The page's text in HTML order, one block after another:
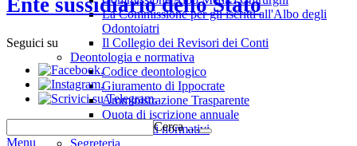
Ente sussidiario dello Stato
Seguici su
.
.
.
Cerca …
Menu
La Commissione per gli iscritti all'Albo degli
Odontoiatri
Il Collegio dei Revisori dei Conti
Deontologia e normativa
Codice deontologico
Giuramento di Ippocrate
Amministrazione Trasparente
Quota di iscrizione annuale
Riferimenti normativi
Segreteria